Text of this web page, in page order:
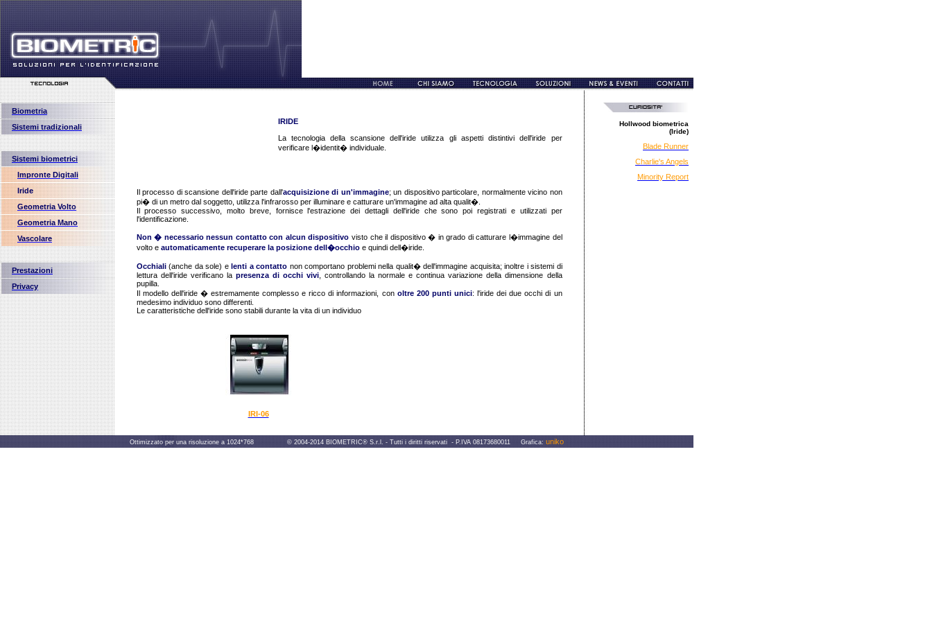
Biometria
Sistemi tradizionali
Sistemi biometrici
Impronte Digitali
Iride
Geometria Volto
Geometria Mano
Vascolare
Prestazioni
Privacy
IRIDE
La tecnologia della scansione dell'iride utilizza gli aspetti distintivi dell'iride per
verificare l�identit� individuale.
Il processo di scansione dell'iride parte dall'acquisizione di un'immagine; un dispositivo particolare, normalmente vicino non
pi� di un metro dal soggetto, utilizza l'infrarosso per illuminare e catturare un'immagine ad alta qualit�.
Il processo successivo, molto breve, fornisce l'estrazione dei dettagli dell'iride che sono poi registrati e utilizzati per
l'identificazione.
Non � necessario nessun contatto con alcun dispositivo visto che il dispositivo � in grado di catturare l�immagine del
volto e automaticamente recuperare la posizione dell�occhioe quindi dell�iride.
Occhiali(anche da sole) e lenti a contatto non comportano problemi nella qualit� dell'immagine acquisita; inoltre i sistemi di
lettura dell'iride verificano la presenza di occhi vivi, controllando la normale e continua variazione della dimensione della
pupilla.
Il modello dell'iride � estremamente complesso e ricco di informazioni, con oltre 200 punti unici: l'iride dei due occhi di un
medesimo individuo sono differenti.
Le caratteristiche dell'iride sono stabili durante la vita di un individuo
IRI-06
Hollwood biometrica
(Iride)
Blade Runner
Charlie's Angels
Minority Report
Ottimizzato per una risoluzione a 1024*768 © 2004-2014 BIOMETRIC® S.r.l. - Tutti i diritti riservati - P.IVA 08173680011 Grafica: uniko